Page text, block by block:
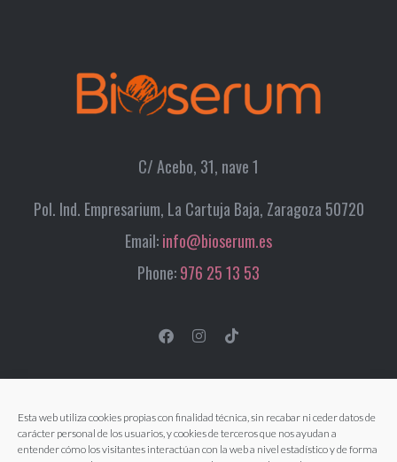
Esta web utiliza cookies propias con finalidad técnica, sin recabar ni ceder datos de
carácter personal de los usuarios, y cookies de terceros que nos ayudan a
entender cómo los visitantes interactúan con la web a nivel estadístico y de forma
C/ Acebo, 31, nave 1
Pol. Ind. Empresarium, La Cartuja Baja, Zaragoza 50720
Email:info@bioserum.es
Phone:976 25 13 53